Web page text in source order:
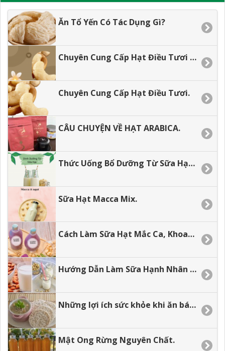
Ăn Tổ Yến Có Tác Dụng Gì?
Chuyên Cung Cấp Hạt Điều Tươi Gía Tận Xưởng.
Chuyên Cung Cấp Hạt Điều Tươi.
CÂU CHUYỆN VỀ HẠT ARABICA.
Thức Uống Bổ Dưỡng Từ Sữa Hạt Dành Cho Các Bé.
Sữa Hạt Macca Mix.
Cách Làm Sữa Hạt Mắc Ca, Khoai Lang Tím Mix Dừa.
Hướng Dẫn Làm Sữa Hạnh Nhân Tại Nhà
Những lợi ích sức khỏe khi ăn bánh gạo lứt.
Mật Ong Rừng Nguyên Chất.